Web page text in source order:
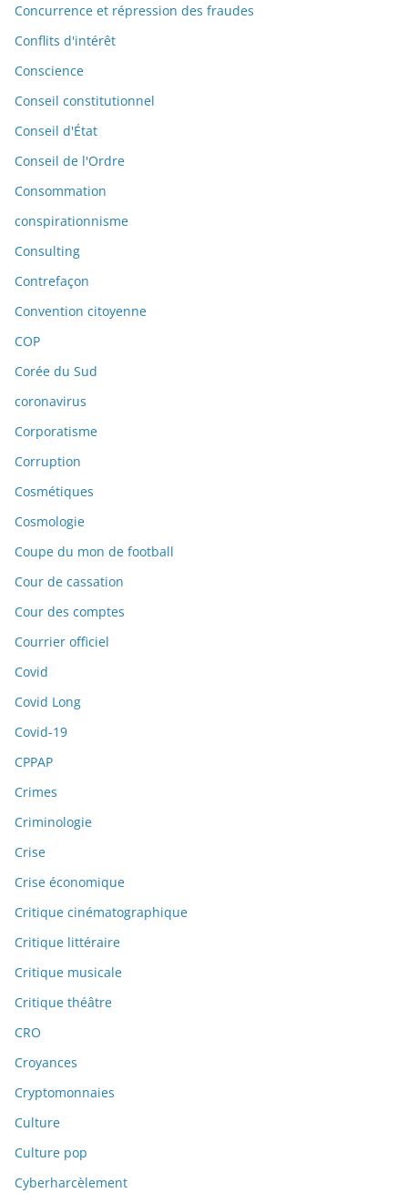
Concurrence et répression des fraudes
Conflits d'intérêt
Conscience
Conseil constitutionnel
Conseil d'État
Conseil de l'Ordre
Consommation
conspirationnisme
Consulting
Contrefaçon
Convention citoyenne
COP
Corée du Sud
coronavirus
Corporatisme
Corruption
Cosmétiques
Cosmologie
Coupe du mon de football
Cour de cassation
Cour des comptes
Courrier officiel
Covid
Covid Long
Covid-19
CPPAP
Crimes
Criminologie
Crise
Crise économique
Critique cinématographique
Critique littéraire
Critique musicale
Critique théâtre
CRO
Croyances
Cryptomonnaies
Culture
Culture pop
Cyberharcèlement